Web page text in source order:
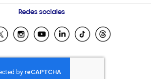
Condiciones de Compra
Preguntas Frecuentes
Samsung Costa Rica
Samsung Ecuador
Samsung El Salvador
Samsung Guatemala
Samsung Honduras
Redes sociales